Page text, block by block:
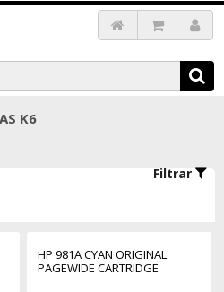
K6
Filtrar
HP 981A CYAN ORIGINAL
PAGEWIDE CARTRIDGE